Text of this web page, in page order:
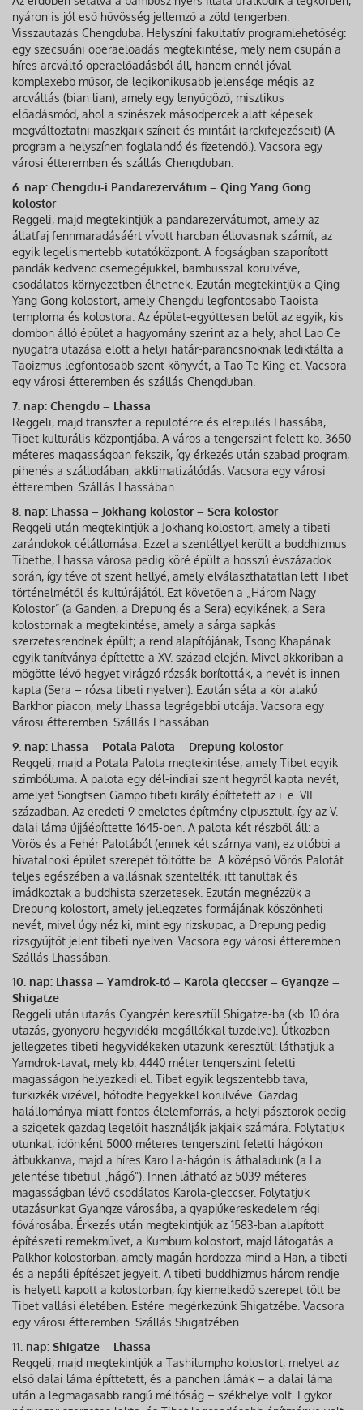
nyáron is jól eső hűvösség jellemző a zöld tengerben.
Visszautazás Chengduba. Helyszíni fakultatív programlehetőség:
egy szecsuáni operaelőadás megtekintése, mely nem csupán a
híres arcváltó operaelőadásból áll, hanem ennél jóval
komplexebb műsor, de legikonikusabb jelensége mégis az
arcváltás (bian lian), amely egy lenyűgöző, misztikus
előadásmód, ahol a színészek másodpercek alatt képesek
megváltoztatni maszkjaik színeit és mintáit (arckifejezéseit) (A
program a helyszínen foglalandó és fizetendő.). Vacsora egy
városi étteremben és szállás Chengduban.
6. nap: Chengdu-i Pandarezervátum – Qing Yang Gong
kolostor
Reggeli, majd megtekintjük a pandarezervátumot, amely az
állatfaj fennmaradásáért vívott harcban éllovasnak számít; az
egyik legelismertebb kutatóközpont. A fogságban szaporított
pandák kedvenc csemegéjükkel, bambusszal körülvéve,
csodálatos környezetben élhetnek. Ezután megtekintjük a Qing
Yang Gong kolostort, amely Chengdu legfontosabb Taoista
temploma és kolostora. Az épület-együttesen belül az egyik, kis
dombon álló épület a hagyomány szerint az a hely, ahol Lao Ce
nyugatra utazása előtt a helyi határ-parancsnoknak lediktálta a
Taoizmus legfontosabb szent könyvét, a Tao Te King-et. Vacsora
egy városi étteremben és szállás Chengduban.
7. nap: Chengdu – Lhassa
Reggeli, majd transzfer a repülőtérre és elrepülés Lhassába,
Tibet kulturális központjába. A város a tengerszint felett kb. 3650
méteres magasságban fekszik, így érkezés után szabad program,
pihenés a szállodában, akklimatizálódás. Vacsora egy városi
étteremben. Szállás Lhassában.
8. nap: Lhassa – Jokhang kolostor – Sera kolostor
Reggeli után megtekintjük a Jokhang kolostort, amely a tibeti
zarándokok célállomása. Ezzel a szentéllyel került a buddhizmus
Tibetbe, Lhassa városa pedig köré épült a hosszú évszázadok
során, így téve őt szent hellyé, amely elválaszthatatlan lett Tibet
történelmétől és kultúrájától. Ezt követően a „Három Nagy
Kolostor” (a Ganden, a Drepung és a Sera) egyikének, a Sera
kolostornak a megtekintése, amely a sárga sapkás
szerzetesrendnek épült; a rend alapítójának, Tsong Khapának
egyik tanítványa építtette a XV. század elején. Mivel akkoriban a
mögötte lévő hegyet virágzó rózsák borították, a nevét is innen
kapta (Sera – rózsa tibeti nyelven). Ezután séta a kör alakú
Barkhor piacon, mely Lhassa legrégebbi utcája. Vacsora egy
városi étteremben. Szállás Lhassában.
9. nap: Lhassa – Potala Palota – Drepung kolostor
Reggeli, majd a Potala Palota megtekintése, amely Tibet egyik
szimbóluma. A palota egy dél-indiai szent hegyről kapta nevét,
amelyet Songtsen Gampo tibeti király építtetett az i. e. VII.
században. Az eredeti 9 emeletes építmény elpusztult, így az V.
dalai láma újjáépíttette 1645-ben. A palota két részből áll: a
Vörös és a Fehér Palotából (ennek két szárnya van), ez utóbbi a
hivatalnoki épület szerepét töltötte be. A középső Vörös Palotát
teljes egészében a vallásnak szentelték, itt tanultak és
imádkoztak a buddhista szerzetesek. Ezután megnézzük a
Drepung kolostort, amely jellegzetes formájának köszönheti
nevét, mivel úgy néz ki, mint egy rizskupac, a Drepung pedig
rizsgyűjtőt jelent tibeti nyelven. Vacsora egy városi étteremben.
Szállás Lhassában.
10. nap: Lhassa – Yamdrok-tó – Karola gleccser – Gyangze –
Shigatze
Reggeli után utazás Gyangzén keresztül Shigatze-ba (kb. 10 óra
utazás, gyönyörű hegyvidéki megállókkal tűzdelve). Útközben
jellegzetes tibeti hegyvidékeken utazunk keresztül: láthatjuk a
Yamdrok-tavat, mely kb. 4440 méter tengerszint feletti
magasságon helyezkedi el. Tibet egyik legszentebb tava,
türkizkék vizével, hófödte hegyekkel körülvéve. Gazdag
halállománya miatt fontos élelemforrás, a helyi pásztorok pedig
a szigetek gazdag legelőit használják jakjaik számára. Folytatjuk
utunkat, időnként 5000 méteres tengerszint feletti hágókon
átbukkanva, majd a híres Karo La-hágón is áthaladunk (a La
jelentése tibetiül „hágó”). Innen látható az 5039 méteres
magasságban lévő csodálatos Karola-gleccser. Folytatjuk
utazásunkat Gyangze városába, a gyapjúkereskedelem régi
fővárosába. Érkezés után megtekintjük az 1583-ban alapított
építészeti remekművet, a Kumbum kolostort, majd látogatás a
Palkhor kolostorban, amely magán hordozza mind a Han, a tibeti
és a nepáli építészet jegyeit. A tibeti buddhizmus három rendje
is helyett kapott a kolostorban, így kiemelkedő szerepet tölt be
Tibet vallási életében. Estére megérkezünk Shigatzébe. Vacsora
egy városi étteremben. Szállás Shigatzében.
11. nap: Shigatze – Lhassa
Reggeli, majd megtekintjük a Tashilumpho kolostort, melyet az
első dalai láma építtetett, és a panchen lámák – a dalai láma
után a legmagasabb rangú méltóság – székhelye volt. Egykor